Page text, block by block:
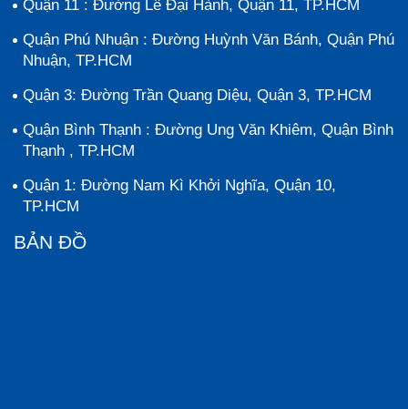
Quận 11 : Đường Lê Đại Hành, Quận 11, TP.HCM
Quận Phú Nhuận : Đường Huỳnh Văn Bánh, Quận Phú
Nhuận, TP.HCM
Quận 3: Đường Trần Quang Diệu, Quận 3, TP.HCM
Quận Bình Thạnh : Đường Ung Văn Khiêm, Quận Bình
Thạnh , TP.HCM
Quận 1: Đường Nam Kì Khởi Nghĩa, Quận 10,
TP.HCM
BẢN ĐỒ